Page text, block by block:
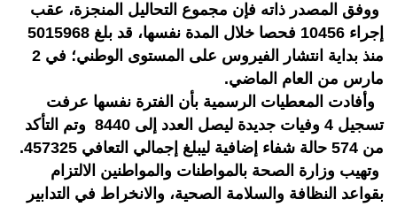
ووفق المصدر ذاته فإن مجموع التحاليل المنجزة، عقب
إجراء 10456 فحصا خلال المدة نفسها، قد بلغ 5015968
منذ بداية انتشار الفيروس على المستوى الوطني؛ في 2
مارس من العام الماضي.
وأفادت المعطيات الرسمية بأن الفترة نفسها عرفت
تسجيل 4 وفيات جديدة ليصل العدد إلى 8440 وتم التأكد
من 574 حالة شفاء إضافية ليبلغ إجمالي التعافي 457325.
وتهيب وزارة الصحة بالمواطنات والمواطنين الالتزام
بقواعد النظافة والسلامة الصحية، والانخراط في التدابير